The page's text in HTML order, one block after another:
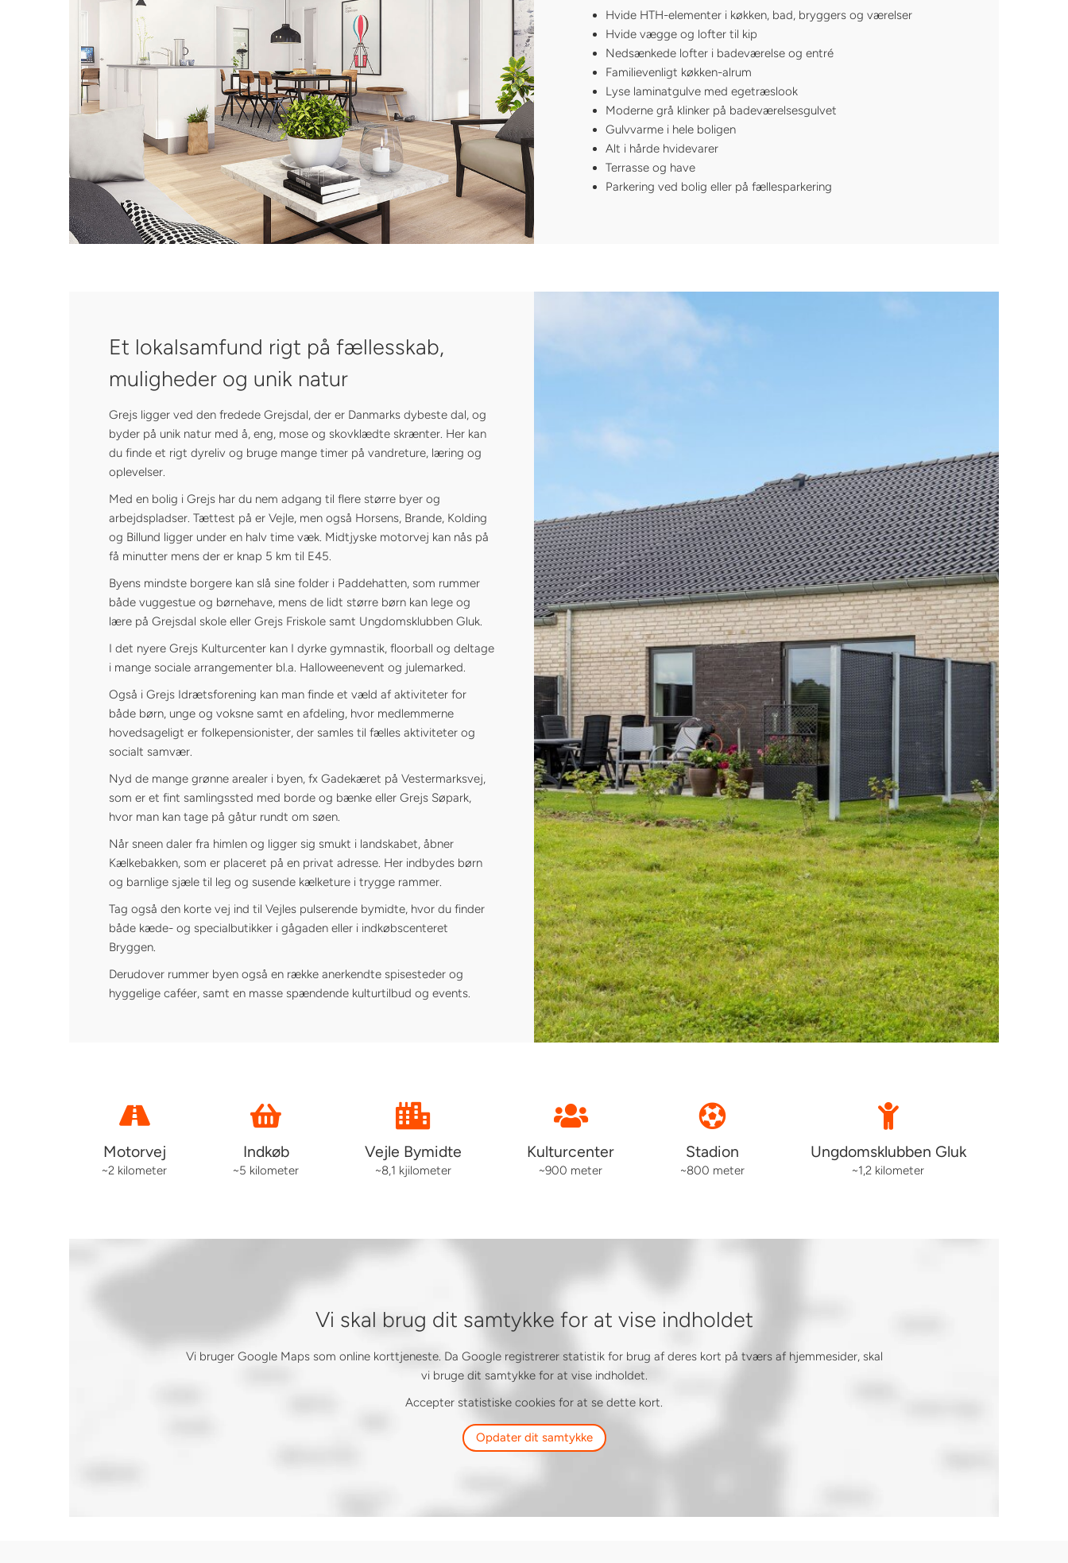
Hvide HTH-elementer i køkken, bad, bryggers og værelser
Hvide vægge og lofter til kip
Nedsænkede lofter i badeværelse og entré
Familievenligt køkken-alrum
Lyse laminatgulve med egetræslook
Moderne grå klinker på badeværelsesgulvet
Gulvvarme i hele boligen
Alt i hårde hvidevarer
Terrasse og have
Parkering ved bolig eller på fællesparkering
Et lokalsamfund rigt på fællesskab,
muligheder og unik natur
Grejs ligger ved den fredede Grejsdal, der er Danmarks dybeste dal, og
byder på unik natur med å, eng, mose og skovklædte skrænter. Her kan
du finde et rigt dyreliv og bruge mange timer på vandreture, læring og
oplevelser.
Med en bolig i Grejs har du nem adgang til flere større byer og
arbejdspladser. Tættest på er Vejle, men også Horsens, Brande, Kolding
og Billund ligger under en halv time væk. Midtjyske motorvej kan nås på
få minutter mens der er knap 5 km til E45.
Byens mindste borgere kan slå sine folder i Paddehatten, som rummer
både vuggestue og børnehave, mens de lidt større børn kan lege og
lære på Grejsdal skole eller Grejs Friskole samt Ungdomsklubben Gluk.
I det nyere Grejs Kulturcenter kan I dyrke gymnastik, floorball og deltage
i mange sociale arrangementer bl.a. Halloweenevent og julemarked.
Også i Grejs Idrætsforening kan man finde et væld af aktiviteter for
både børn, unge og voksne samt en afdeling, hvor medlemmerne
hovedsageligt er folkepensionister, der samles til fælles aktiviteter og
socialt samvær.
Nyd de mange grønne arealer i byen, fx Gadekæret på Vestermarksvej,
som er et fint samlingssted med borde og bænke eller Grejs Søpark,
hvor man kan tage på gåtur rundt om søen.
Når sneen daler fra himlen og ligger sig smukt i landskabet, åbner
Kælkebakken, som er placeret på en privat adresse. Her indbydes børn
og barnlige sjæle til leg og susende kælketure i trygge rammer.
Tag også den korte vej ind til Vejles pulserende bymidte, hvor du finder
både kæde- og specialbutikker i gågaden eller i indkøbscenteret
Bryggen.
Derudover rummer byen også en række anerkendte spisesteder og
hyggelige caféer, samt en masse spændende kulturtilbud og events.
Motorvej
~2 kilometer
Indkøb
~5 kilometer
Vejle Bymidte
~8,1 kjilometer
Kulturcenter
~900 meter
Stadion
~800 meter
Ungdomsklubben Gluk
~1,2 kilometer
Vi skal brug dit samtykke for at vise indholdet
Vi bruger Google Maps som online korttjeneste. Da Google registrerer statistik for brug af deres kort på tværs af hjemmesider, skal
vi bruge dit samtykke for at vise indholdet.
Accepter statistiske cookies for at se dette kort.
Opdater dit samtykke